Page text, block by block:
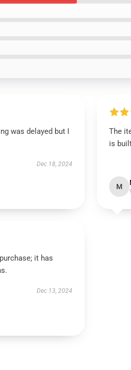
was delayed but I
Dec 18, 2024
The
is
M
it has
Dec 13, 2024